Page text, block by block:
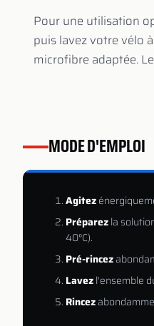
Pour une utilisation
puis lavez votre vélo
microfibre adaptée.
MODE D'EMPLOI
Agitez
Préparezla
40°C).
Pré-rincez
Lavezl'ensemble
Rincez